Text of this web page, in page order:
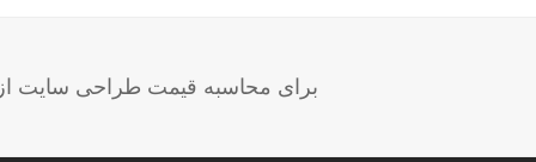
برای محاسبه قیمت طراحی سایت از